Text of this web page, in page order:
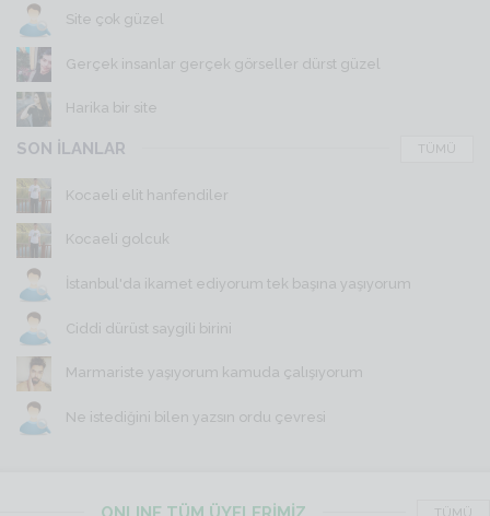
Site çok güzel
Gerçek insanlar gerçek görseller dürst güzel
Harika bir site
SON İLANLAR TÜMÜ
Kocaeli elit hanfendiler
Kocaeli golcuk
İstanbul'da ikamet ediyorum tek başına yaşıyorum
Ciddi dürüst saygili birini
Marmariste yaşıyorum kamuda çalışıyorum
Ne istediğini bilen yazsın ordu çevresi
TÜMÜ